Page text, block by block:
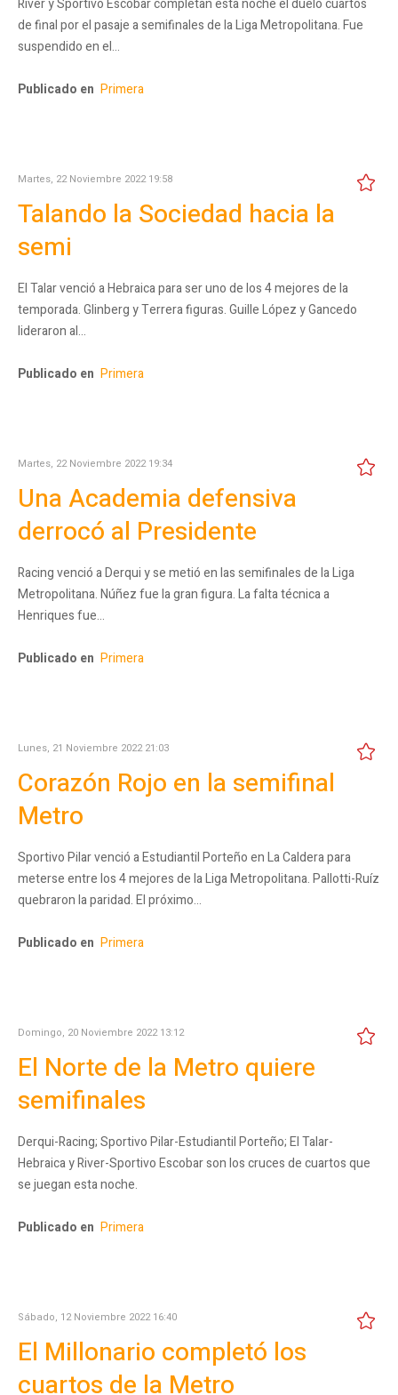
River y Sportivo Escobar completan esta noche el duelo cuartos
de final por el pasaje a semifinales de la Liga Metropolitana. Fue
suspendido en el…
Publicado en Primera
Martes, 22 Noviembre 2022 19:58
Talando la Sociedad hacia la
semi
El Talar venció a Hebraica para ser uno de los 4 mejores de la
temporada. Glinberg y Terrera figuras. Guille López y Gancedo
lideraron al…
Publicado en Primera
Martes, 22 Noviembre 2022 19:34
Una Academia defensiva
derrocó al Presidente
Racing venció a Derqui y se metió en las semifinales de la Liga
Metropolitana. Núñez fue la gran figura. La falta técnica a
Henriques fue…
Publicado en Primera
Lunes, 21 Noviembre 2022 21:03
Corazón Rojo en la semifinal
Metro
Sportivo Pilar venció a Estudiantil Porteño en La Caldera para
meterse entre los 4 mejores de la Liga Metropolitana. Pallotti-Ruíz
quebraron la paridad. El próximo…
Publicado en Primera
Domingo, 20 Noviembre 2022 13:12
El Norte de la Metro quiere
semifinales
Derqui-Racing; Sportivo Pilar-Estudiantil Porteño; El Talar-
Hebraica y River-Sportivo Escobar son los cruces de cuartos que
se juegan esta noche.
Publicado en Primera
Sábado, 12 Noviembre 2022 16:40
El Millonario completó los
cuartos de la Metro